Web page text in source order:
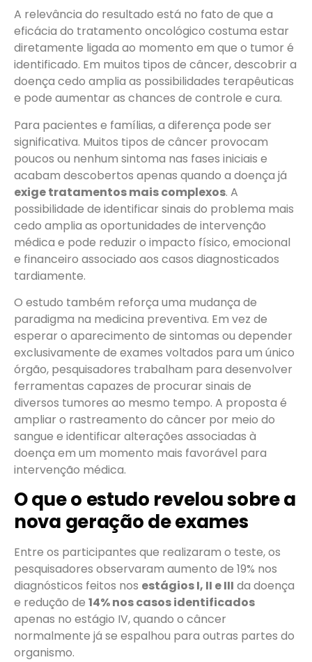
A relevância do resultado está no fato de que a
eficácia do tratamento oncológico costuma estar
diretamente ligada ao momento em que o tumor é
identificado. Em muitos tipos de câncer, descobrir a
doença cedo amplia as possibilidades terapêuticas
e pode aumentar as chances de controle e cura.
Para pacientes e famílias, a diferença pode ser
significativa. Muitos tipos de câncer provocam
poucos ou nenhum sintoma nas fases iniciais e
acabam descobertos apenas quando a doença já
exige tratamentos mais complexos. A
possibilidade de identificar sinais do problema mais
cedo amplia as oportunidades de intervenção
médica e pode reduzir o impacto físico, emocional
e financeiro associado aos casos diagnosticados
tardiamente.
O estudo também reforça uma mudança de
paradigma na medicina preventiva. Em vez de
esperar o aparecimento de sintomas ou depender
exclusivamente de exames voltados para um único
órgão, pesquisadores trabalham para desenvolver
ferramentas capazes de procurar sinais de
diversos tumores ao mesmo tempo. A proposta é
ampliar o rastreamento do câncer por meio do
sangue e identificar alterações associadas à
doença em um momento mais favorável para
intervenção médica.
O que o estudo revelou sobre a
nova geração de exames
Entre os participantes que realizaram o teste, os
pesquisadores observaram aumento de 19% nos
diagnósticos feitos nos estágios I, II e III da doença
e redução de 14% nos casos identificados
apenas no estágio IV, quando o câncer
normalmente já se espalhou para outras partes do
organismo.